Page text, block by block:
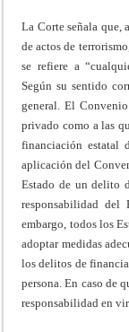
La Corte señala que,
de actos de
se refiere a
Según su sentido
general. El
privado como a las
financiación estatal
aplicación del
Estado de un delito
responsabilidad
embargo, todos los
adoptar medidas
los delitos de
persona. En caso de
responsabilidad en